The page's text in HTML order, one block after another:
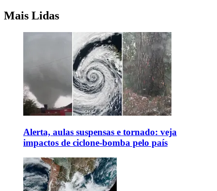
Mais Lidas
Alerta, aulas suspensas e tornado: veja
impactos de ciclone-bomba pelo país